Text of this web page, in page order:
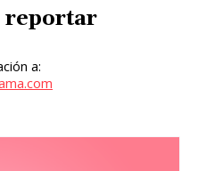
reportar
a: